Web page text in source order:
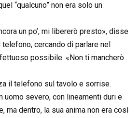
“qualcuno” non era solo un
un po’, mi libererò presto», disse
cercando di parlare nel
possibile. «Non ti mancherò
il telefono sul tavolo e sorrise.
uomo severo, con lineamenti duri e
ma dentro, la sua anima non era così